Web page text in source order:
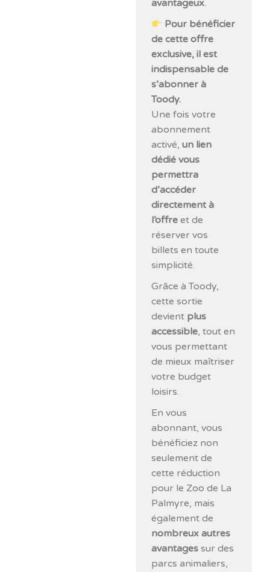
avantageux.
Pour bénéficier
de cette offre
exclusive, il est
indispensable de
s’abonner à
Toody.
Une fois votre
abonnement
activé,un lien
dédié vous
permettra
d’accéder
directement à
l’offre et de
réserver vos
billets en toute
simplicité.
Grâce à Toody,
cette sortie
devient plus
accessible, tout en
vous permettant
de mieux maîtriser
votre budget
loisirs.
En vous
abonnant, vous
bénéficiez non
seulement de
cette réduction
pour le Zoo de La
Palmyre, mais
également de
nombreux autres
avantages sur des
parcs animaliers,